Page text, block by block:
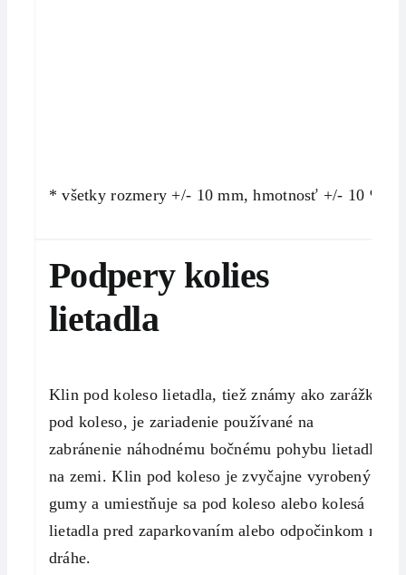
* všetky rozmery +/- 10 mm, hmotnosť +/- 10 %
Podpery kolies
lietadla
Klin pod koleso lietadla, tiež známy ako zarážka
pod koleso, je zariadenie používané na
zabránenie náhodnému bočnému pohybu lietadla
na zemi. Klin pod koleso je zvyčajne vyrobený z
gumy a umiestňuje sa pod koleso alebo kolesá
lietadla pred zaparkovaním alebo odpočinkom na
dráhe.